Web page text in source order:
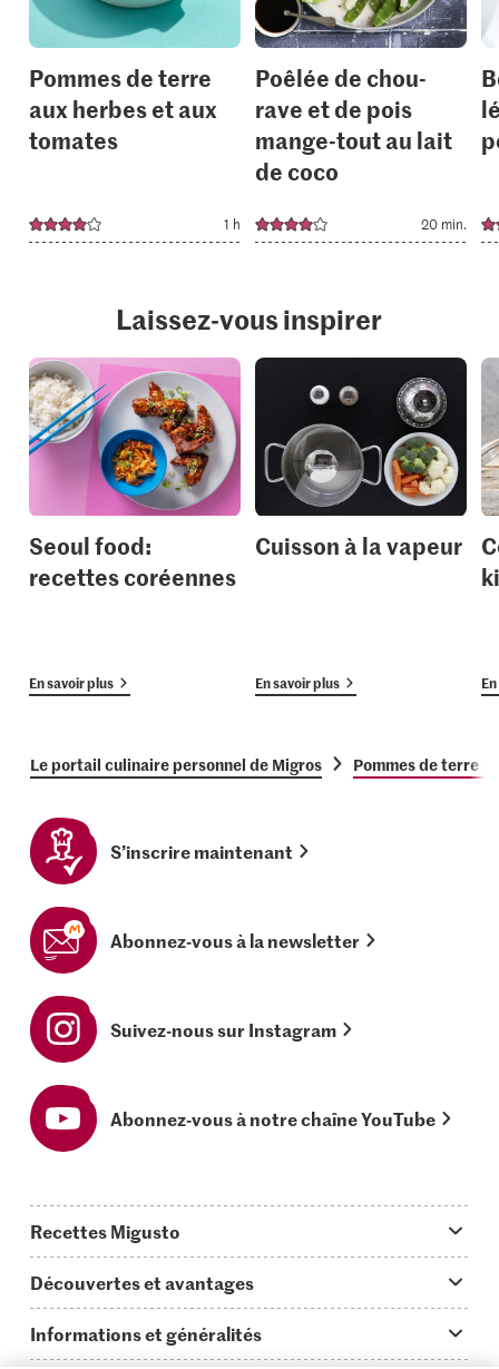
Pommes de terre
aux herbes et aux
tomates
1 h
Poêlée de chou-
rave et de pois
mange-tout au lait
de coco
20 min.
Laissez-vous inspirer
Seoul food:
recettes coréennes
En savoir plus
Cuisson à la vapeur
En savoir plus
Le portail culinaire personnel de Migros Pommes de terre
S’inscrire maintenant
Abonnez-vous à la newsletter
Suivez-nous sur Instagram
Abonnez-vous à notre chaîne YouTube
Recettes Migusto
Idées de menus
Plats principaux
Découvertes et avantages
Informations et généralités